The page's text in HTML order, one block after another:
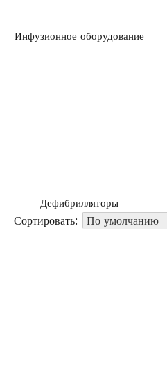
Инфузионное оборудование
Дефибрилляторы
Сортировать: